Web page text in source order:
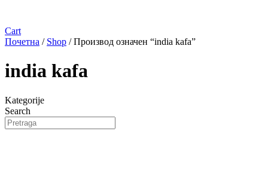
Cart
Почетна / Shop / Производ oзначен “india kafa”
india kafa
Kategorije
Search